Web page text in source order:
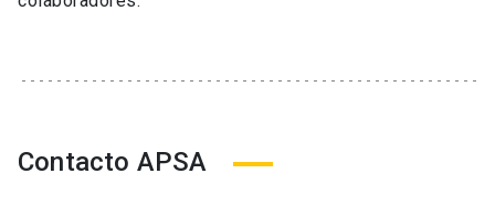
Contacto APSA